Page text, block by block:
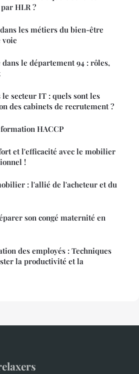
HLR ?
les métiers du bien-être
voie
le département 94 : rôles,
secteur IT : quels sont les
des cabinets de recrutement ?
HACCP
et l'efficacité avec le mobilier
!
: l'allié de l'acheteur et du
son congé maternité en
des employés : Techniques
la productivité et la